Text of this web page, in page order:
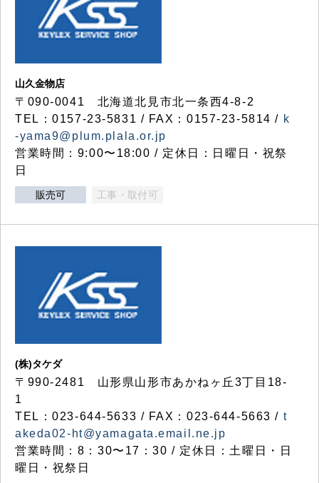
山久金物店
〒090-0041 北海道北見市北一条西4-8-2
TEL：0157-23-5831 / FAX：0157-23-5814 / k
-yama9@plum.plala.or.jp
営業時間：9:00〜18:00 / 定休日：日曜日・祝祭
日
販売可 工事・取付可
(株)タケダ
〒990-2481 山形県山形市あかねヶ丘3丁目18-
1
TEL：023-644-5633 / FAX：023-644-5663 / t
akeda02-ht@yamagata.email.ne.jp
営業時間：8：30〜17：30 / 定休日：土曜日・日
曜日・祝祭日